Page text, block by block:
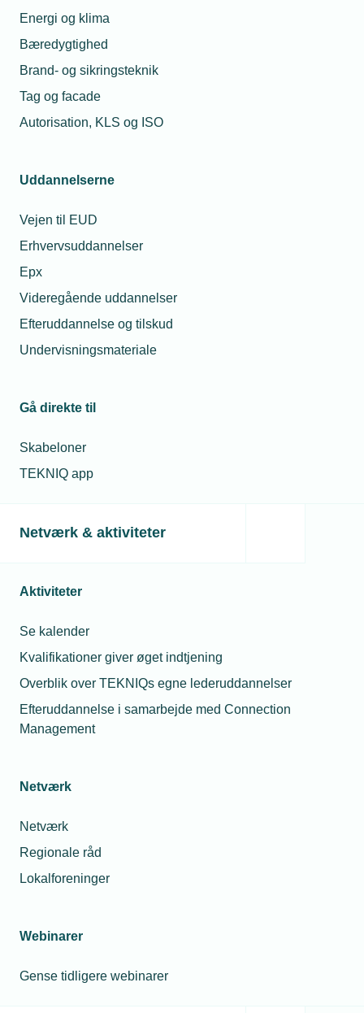
Energi og klima
Bæredygtighed
Brand- og sikringsteknik
Tag og facade
Autorisation, KLS og ISO
Uddannelserne
Vejen til EUD
Erhvervsuddannelser
Epx
Videregående uddannelser
Efteruddannelse og tilskud
Undervisningsmateriale
Gå direkte til
Skabeloner
TEKNIQ app
Netværk & aktiviteter
Aktiviteter
Se kalender
Kvalifikationer giver øget indtjening
Overblik over TEKNIQs egne lederuddannelser
Efteruddannelse i samarbejde med Connection
Management
Netværk
Netværk
Regionale råd
Lokalforeninger
Webinarer
Gense tidligere webinarer